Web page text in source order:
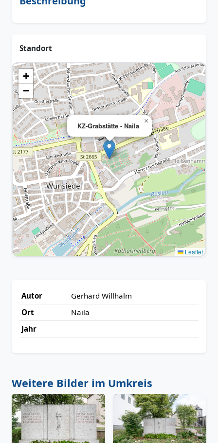
Standort
KZ-Grabstätte - Naila
×
+
−
Leaflet
Autor
Gerhard Willhalm
Ort
Naila
Jahr
Weitere Bilder im Umkreis